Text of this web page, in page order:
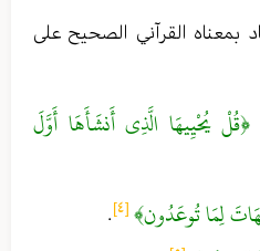
بمعناه القرآني الصحيح على
﴿قُلْ يُحْيِيهَا الَّذِي أَنشَأَهَا أَوَّلَ
لِمَا تُوعَدُون﴾ [٤]
.